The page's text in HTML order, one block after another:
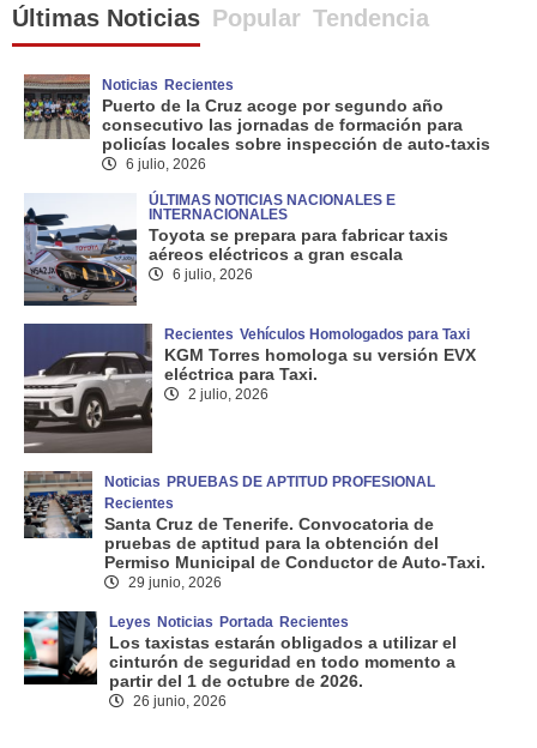
Últimas Noticias Popular Tendencia
Noticias Recientes
Puerto de la Cruz acoge por segundo año
consecutivo las jornadas de formación para
policías locales sobre inspección de auto-taxis
6 julio, 2026
ÚLTIMAS NOTICIAS NACIONALES E
INTERNACIONALES
Toyota se prepara para fabricar taxis
aéreos eléctricos a gran escala
6 julio, 2026
Recientes Vehículos Homologados para Taxi
KGM Torres homologa su versión EVX
eléctrica para Taxi.
2 julio, 2026
Noticias PRUEBAS DE APTITUD PROFESIONAL
Recientes
Santa Cruz de Tenerife. Convocatoria de
pruebas de aptitud para la obtención del
Permiso Municipal de Conductor de Auto-Taxi.
29 junio, 2026
Leyes Noticias Portada Recientes
Los taxistas estarán obligados a utilizar el
cinturón de seguridad en todo momento a
partir del 1 de octubre de 2026.
26 junio, 2026